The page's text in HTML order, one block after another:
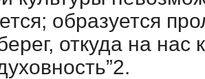
образуется
откуда на нас